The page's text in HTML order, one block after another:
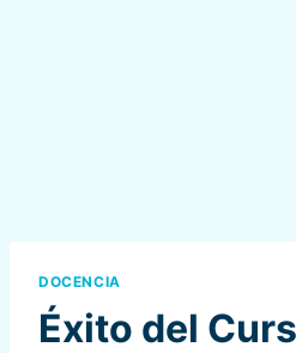
DOCENCIA
Éxito del